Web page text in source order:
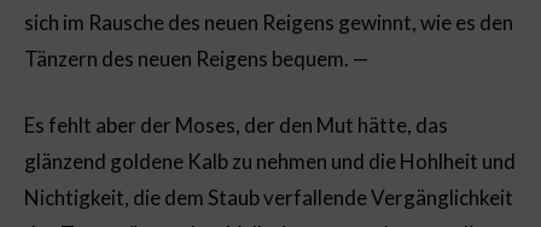
sich im Rausche des neuen Reigens gewinnt, wie es den
Tänzern des neuen Reigens bequem. —
Es fehlt aber der Moses, der den Mut hätte, das
glänzend goldene Kalb zu nehmen und die Hohlheit und
Nichtigkeit, die dem Staub verfallende Vergänglichkeit